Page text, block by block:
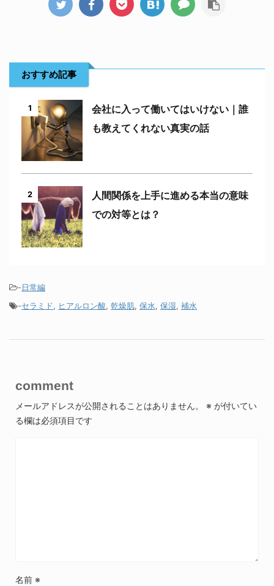
おすすめ記事
1
会社に入って働いてはいけない｜誰
も教えてくれない真実の話
2
人間関係を上手に進める本当の意味
での対等とは？
-日常編
-セラミド, ヒアルロン酸, 乾燥肌, 保水, 保湿, 補水
comment
メールアドレスが公開されることはありません。 ※ が付いてい
る欄は必須項目です
名前 ※